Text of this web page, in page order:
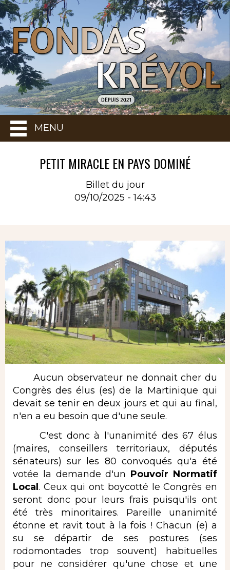
MENU
PETIT MIRACLE EN PAYS DOMINÉ
Billet du jour
09/10/2025 - 14:43
Aucun observateur ne donnait cher du
Congrès des élus (es) de la Martinique qui
devait se tenir en deux jours et qui au final,
n'en a eu besoin que d'une seule.
C'est donc à l'unanimité des 67 élus
(maires, conseillers territoriaux, députés
sénateurs) sur les 80 convoqués qu'a été
votée la demande d'un Pouvoir Normatif
Local . Ceux qui ont boycotté le Congrès en
seront donc pour leurs frais puisqu'ils ont
été très minoritaires. Pareille unanimité
étonne et ravit tout à la fois ! Chacun (e) a
su se départir de ses postures (ses
rodomontades trop souvent) habituelles
pour ne considérer qu'une chose et une